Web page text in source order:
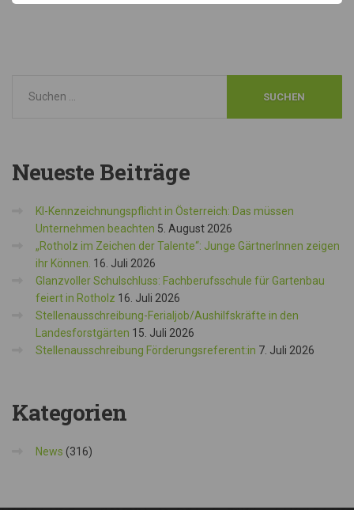
Neueste Beiträge
KI-Kennzeichnungspflicht in Österreich: Das müssen
Unternehmen beachten 5. August 2026
„Rotholz im Zeichen der Talente“: Junge GärtnerInnen zeigen
ihr Können. 16. Juli 2026
Glanzvoller Schulschluss: Fachberufsschule für Gartenbau
feiert in Rotholz 16. Juli 2026
Stellenausschreibung-Ferialjob/Aushilfskräfte in den
Landesforstgärten 15. Juli 2026
Stellenausschreibung Förderungsreferent:in 7. Juli 2026
Kategorien
News (316)